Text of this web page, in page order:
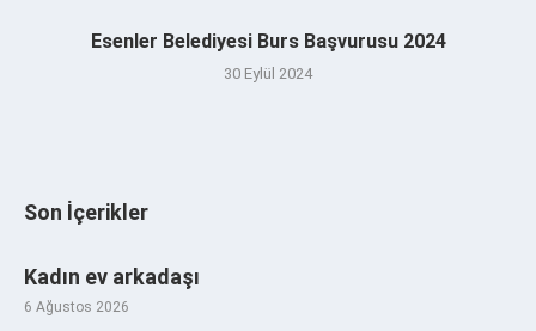
Esenler Belediyesi Burs Başvurusu 2024
30 Eylül 2024
Son İçerikler
Kadın ev arkadaşı
6 Ağustos 2026